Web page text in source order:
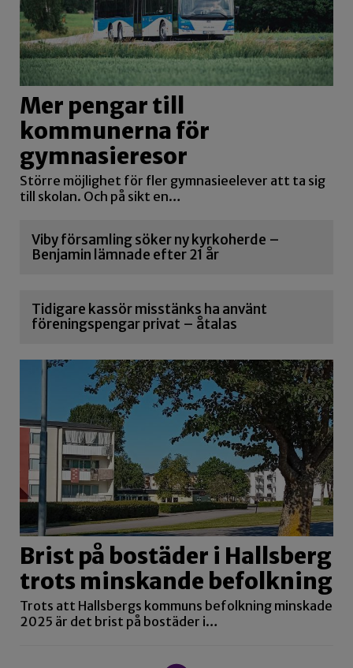
Mer pengar till
kommunerna för
gymnasieresor
Större möjlighet för fler gymnasieelever att ta sig
till skolan. Och på sikt en…
Viby församling söker ny kyrkoherde –
Benjamin lämnade efter 21 år
Tidigare kassör misstänks ha använt
föreningspengar privat – åtalas
Brist på bostäder i Hallsberg
trots minskande befolkning
Trots att Hallsbergs kommuns befolkning minskade
2025 är det brist på bostäder i…